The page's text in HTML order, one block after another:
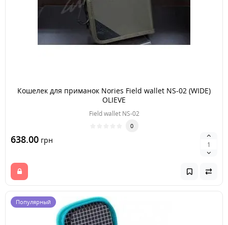
Кошелек для приманок Nories Field wallet NS-02 (WIDE)
OLIEVE
Field wallet NS-02
0
638.00 грн
Популярный